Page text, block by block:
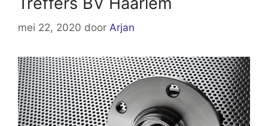
mei 22, 2020 door Arjan